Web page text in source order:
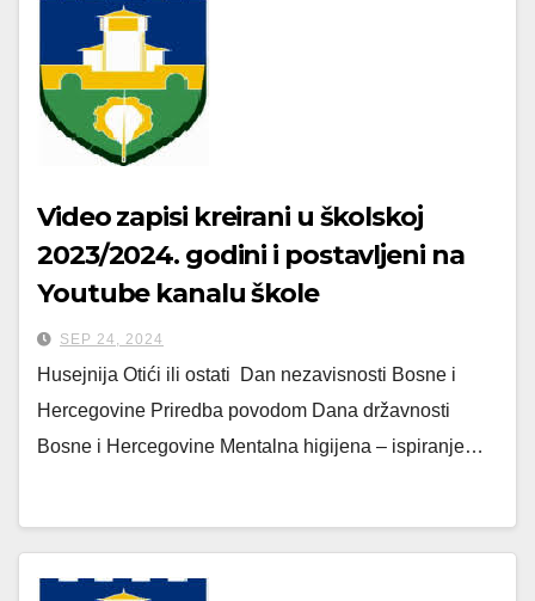
Video zapisi kreirani u školskoj
2023/2024. godini i postavljeni na
Youtube kanalu škole
SEP 24, 2024
Husejnija Otići ili ostati Dan nezavisnosti Bosne i
Hercegovine Priredba povodom Dana državnosti
Bosne i Hercegovine Mentalna higijena – ispiranje…